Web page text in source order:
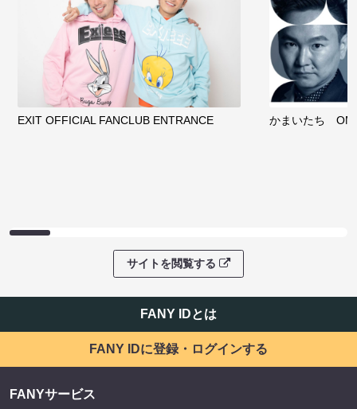
EXIT OFFICIAL FANCLUB ENTRANCE かまいたち
サイトを閲覧する
FANY IDとは
FANY IDに登録・ログインする
FANYサービス